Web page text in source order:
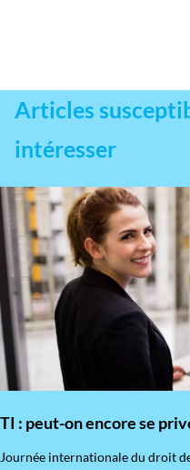
Articles
intéresser
TI : peut-on encore se
​Journée internationale du droit